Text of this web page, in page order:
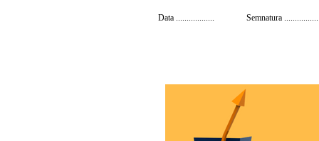
Data .................. Semnatura ................